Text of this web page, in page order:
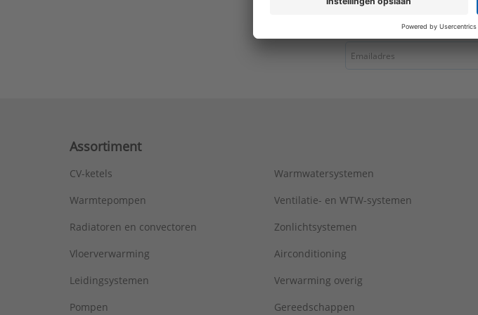
Warmteafgifte EN 442 20°C - 75/65:
Metro R=0,96
Serie: AluMaxx
Assortiment
CV-ketels
Warmtepompen
Radiatoren en convectoren
Vloerverwarming
Leidingsystemen
Pompen
Warmwatersystemen
Ventilatie- en WTW-systemen
Zonlichtsystemen
Airconditioning
Verwarming overig
Gereedschappen